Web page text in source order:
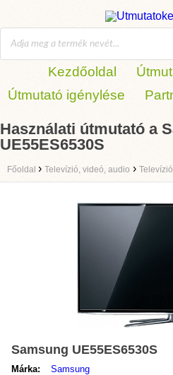
Kezdőoldal
Útmutató igénylése
Használati útmutató a
UE55ES6530S
Főoldal › Televízió, videó, audio ›
Samsung UE55ES6530S
Márka:
Samsung